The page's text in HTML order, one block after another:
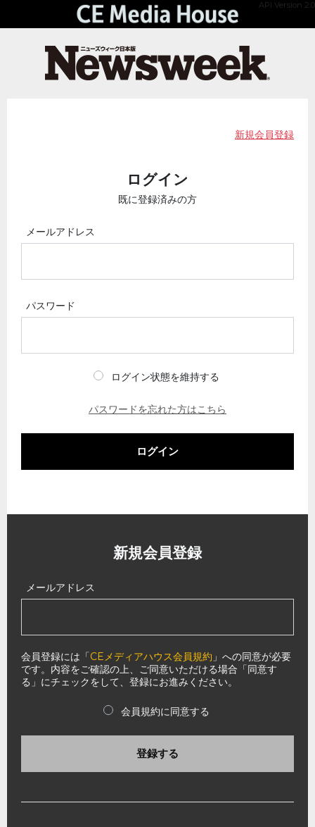
API Version 2.0
新規会員登録
ログイン
既に登録済みの方
メールアドレス
パスワード
ログイン状態を維持する
パスワードを忘れた方はこちら
ログイン
新規会員登録
メールアドレス
会員登録には「CEメディアハウス会員規約 」への同意が必要
です。内容をご確認の上、ご同意いただける場合「同意す
る」にチェックをして、登録にお進みください。
会員規約に同意する
登録する